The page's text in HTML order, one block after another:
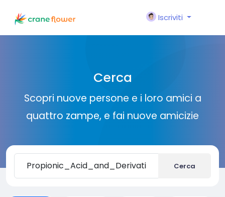
Iscriviti
Cerca
Scopri nuove persone e i loro amici a
quattro zampe, e fai nuove amicizie
Cerca